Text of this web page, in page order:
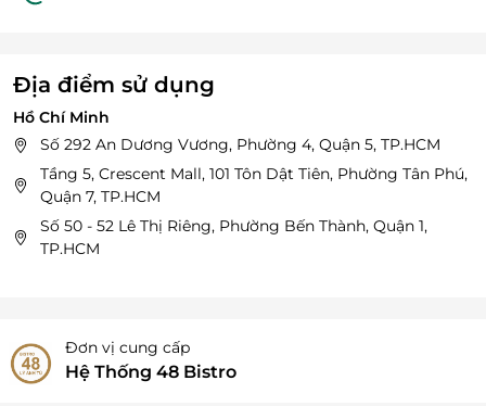
Địa điểm sử dụng
Hồ Chí Minh
Số 292 An Dương Vương, Phường 4, Quận 5, TP.HCM
Tầng 5, Crescent Mall, 101 Tôn Dật Tiên, Phường Tân Phú,
Quận 7, TP.HCM
Số 50 - 52 Lê Thị Riêng, Phường Bến Thành, Quận 1,
TP.HCM
Đơn vị cung cấp
Hệ Thống 48 Bistro